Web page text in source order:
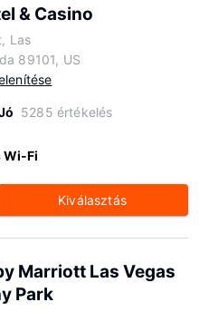
& Casino
Las
89101, US
5285 értékelés
Wi-Fi
Kiválasztás
Marriott Las Vegas
Park